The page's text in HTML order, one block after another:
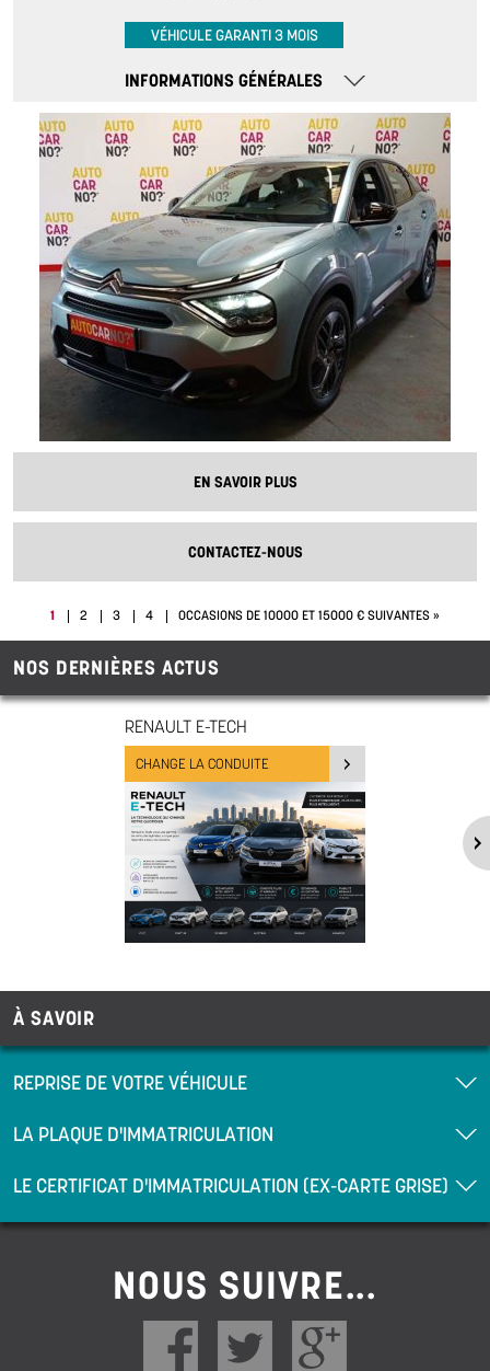
VÉHICULE GARANTI 3 MOIS
INFORMATIONS GÉNÉRALES
EN SAVOIR PLUS
CONTACTEZ-NOUS
1 2 3 4 OCCASIONS DE 10000 ET 15000 € SUIVANTES »
NOS DERNIÈRES ACTUS
RENAULT E-TECH
CHANGE LA CONDUITE
À SAVOIR
REPRISE DE VOTRE VÉHICULE
LA PLAQUE D'IMMATRICULATION
LE CERTIFICAT D'IMMATRICULATION (EX-CARTE GRISE)
NOUS SUIVRE...